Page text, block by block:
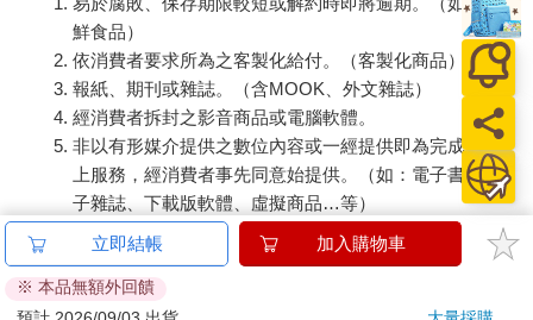
鮮食品）
依消費者要求所為之客製化給付。（客製化商品）
報紙、期刊或雜誌。（含MOOK、外文雜誌）
經消費者拆封之影音商品或電腦軟體。
非以有形媒介提供之數位內容或一經提供即為完成之線
上服務，經消費者事先同意始提供。（如：電子書、電
子雜誌、下載版軟體、虛擬商品…等）
已拆封之個人衛生用品。（如：內衣褲、刮鬍刀、除毛
若非上列種類商品，均享有到貨7天的猶豫期（含例假
立即結帳 加入購物車
※ 本品無額外回饋